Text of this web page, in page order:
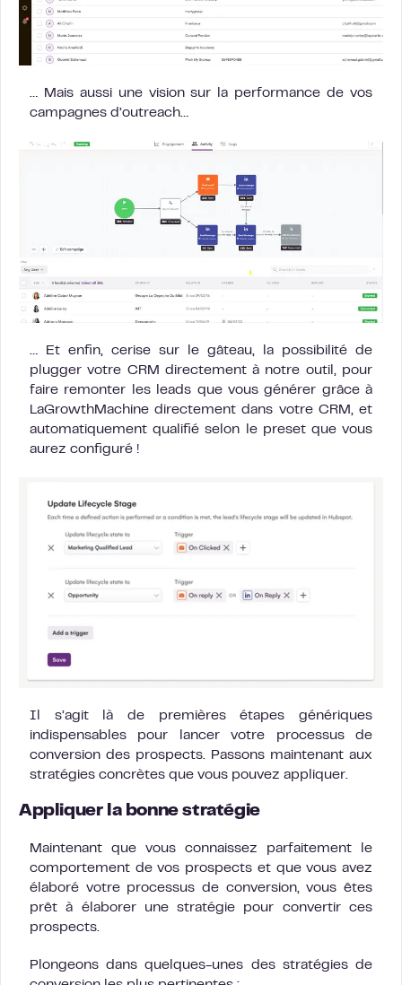
… Mais aussi une vision sur la performance de vos
campagnes d’outreach…
… Et enfin, cerise sur le gâteau, la possibilité de
plugger votre CRM directement à notre outil, pour
faire remonter les leads que vous générer grâce à
LaGrowthMachine directement dans votre CRM, et
automatiquement qualifié selon le preset que vous
aurez configuré !
Il s’agit là de premières étapes génériques
indispensables pour lancer votre processus de
conversion des prospects. Passons maintenant aux
stratégies concrètes que vous pouvez appliquer.
Appliquer la bonne stratégie
Maintenant que vous connaissez parfaitement le
comportement de vos prospects et que vous avez
élaboré votre processus de conversion, vous êtes
prêt à élaborer une stratégie pour convertir ces
prospects.
Plongeons dans quelques-unes des stratégies de